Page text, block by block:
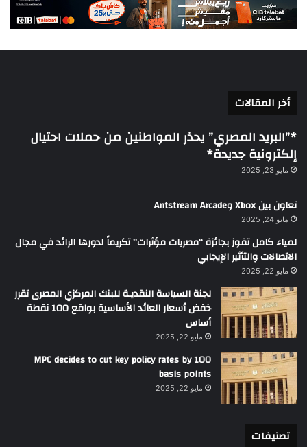
أخر المقالات
*”البريد المصري” يحذر المواطنين من حملات احتيال
إلكترونية جديدة*
مايو 23, 2025
تعاون بين Xbox وAntstream Arcade
مايو 24, 2025
لمياء كامل تفوز بجائزة “مصريات مؤثرات” تكريماً لدورها الرائد في مجال
الاتصالات والتأثير الإيجابي
مايو 22, 2025
لجنة السياسة النقديـة للبنك المركزي المصرى تقرر
خفض أسعار العائد الأساسية بواقع 100 نقطة
أساس
مايو 22, 2025
MPC decides to cut key policy rates by 100
basis points
مايو 22, 2025
تصنيفات